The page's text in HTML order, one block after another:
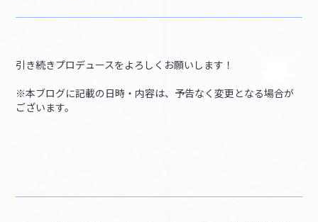
引き続きプロデュースをよろしくお願いします！
※本ブログに記載の日時・内容は、予告なく変更となる場合が
ございます。